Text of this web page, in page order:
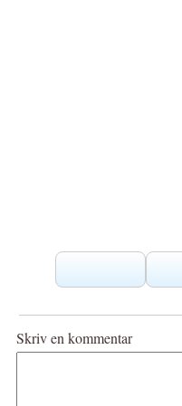
Skriv en kommentar